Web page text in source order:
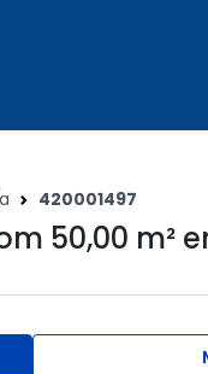
420001497
50,00 m²